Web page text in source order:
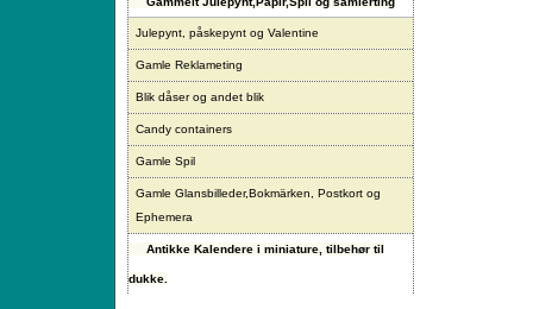
Julepynt, påskepynt og Valentine
Gamle Reklameting
Blik dåser og andet blik
Candy containers
Gamle Spil
Gamle Glansbilleder,Bokmärken, Postkort og
Ephemera
Antikke Kalendere i miniature, tilbehør til
dukke.